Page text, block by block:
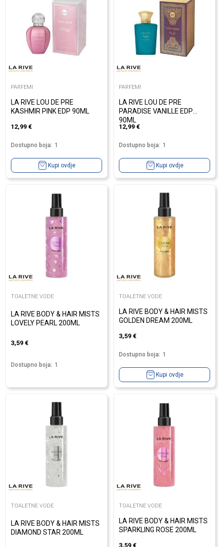
PARFEMI
LA RIVE LOU DE PRE
KASHMIR PINK EDP 90ML
12,99 €
Dostupno boja: 1
Kupi ovdje
PARFEMI
LA RIVE LOU DE PRE
PARADISE VANILLE EDP
90ML
12,99 €
Dostupno boja: 1
Kupi ovdje
TOALETNE VODE
LA RIVE BODY & HAIR MISTS
LOVELY PEARL 200ML
3,59 €
Dostupno boja: 1
TOALETNE VODE
LA RIVE BODY & HAIR MISTS
GOLDEN DREAM 200ML
3,59 €
Dostupno boja: 1
Kupi ovdje
TOALETNE VODE
LA RIVE BODY & HAIR MISTS
DIAMOND STAR 200ML
TOALETNE VODE
LA RIVE BODY & HAIR MISTS
SPARKLING ROSE 200ML
3,59 €